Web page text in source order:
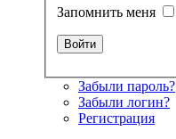
Запомнить меня
Забыли пароль?
Забыли логин?
Регистрация